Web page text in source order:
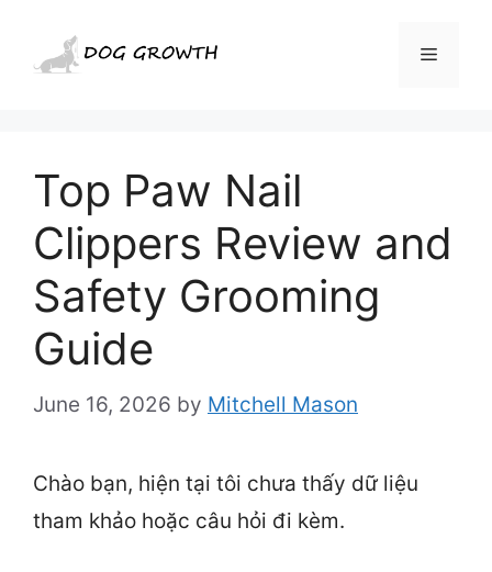
Menu
Top Paw Nail
Clippers Review and
Safety Grooming
Guide
June 16, 2026 by Mitchell Mason
Chào bạn, hiện tại tôi chưa thấy dữ liệu
tham khảo hoặc câu hỏi đi kèm.